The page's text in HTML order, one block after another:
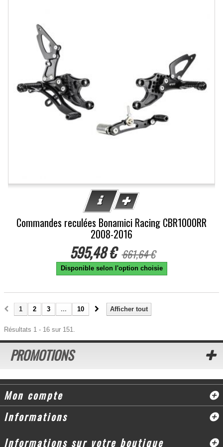
Commandes reculées Bonamici Racing CBR1000RR
2008-2016
595,48 € 661,64 €
Disponible selon l'option choisie
Afficher tout
1 2 3 ... 10
Résultats 1 - 16 sur 151.
PROMOTIONS
Mon compte
Informations
Informations sur votre boutique